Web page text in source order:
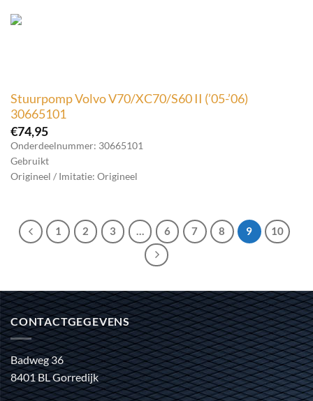
Stuurpomp Volvo V70/XC70/S60 II (’05-’06)
30665101
€74,95
Onderdeelnummer: 30665101
Gebruikt
Origineel / Imitatie: Origineel
1 2 3 … 6 7 8 9 10
CONTACTGEGEVENS
Badweg 36
8401 BL Gorredijk